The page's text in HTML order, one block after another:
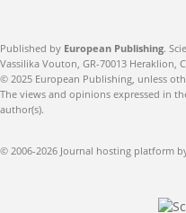
Published by European Publishing.
Vassilika Vouton, GR-70013 Heraklion,
© 2025 European Publishing, unless
The views and opinions expressed in
author(s).
© 2006-2026 Journal hosting platform